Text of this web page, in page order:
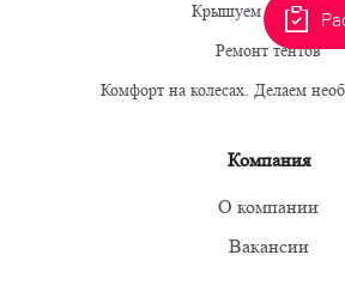
Крышуем пингвинов
Ремонт тентов
Комфорт на колесах. Делаем
Компания
О компании
Вакансии